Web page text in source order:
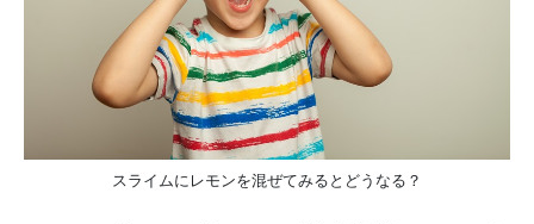
スライムにレモンを混ぜてみるとどうなる？